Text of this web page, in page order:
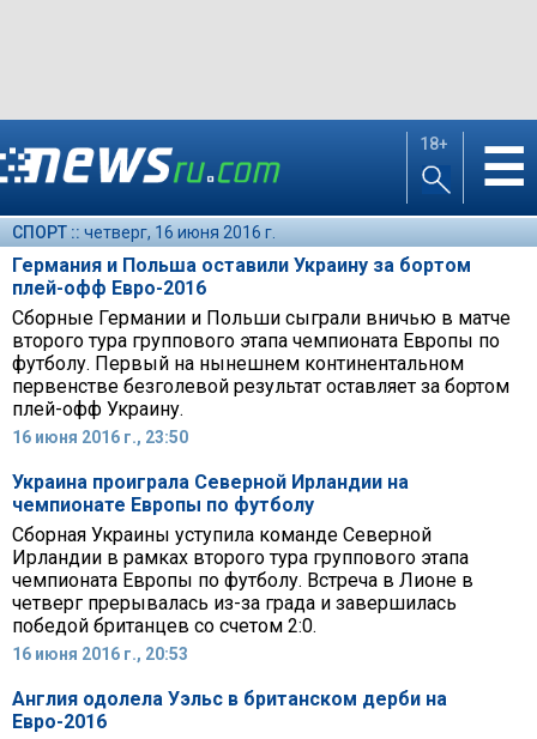
18+ ☰
СПОРТ :: четверг, 16 июня 2016 г.
Германия и Польша оставили Украину за бортом
плей-офф Евро-2016
Сборные Германии и Польши сыграли вничью в матче
второго тура группового этапа чемпионата Европы по
футболу. Первый на нынешнем континентальном
первенстве безголевой результат оставляет за бортом
плей-офф Украину.
16 июня 2016 г., 23:50
Украина проиграла Северной Ирландии на
чемпионате Европы по футболу
Сборная Украины уступила команде Северной
Ирландии в рамках второго тура группового этапа
чемпионата Европы по футболу. Встреча в Лионе в
четверг прерывалась из-за града и завершилась
победой британцев со счетом 2:0.
16 июня 2016 г., 20:53
Англия одолела Уэльс в британском дерби на
Евро-2016